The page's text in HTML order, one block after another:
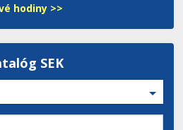
hodiny >>
SEK